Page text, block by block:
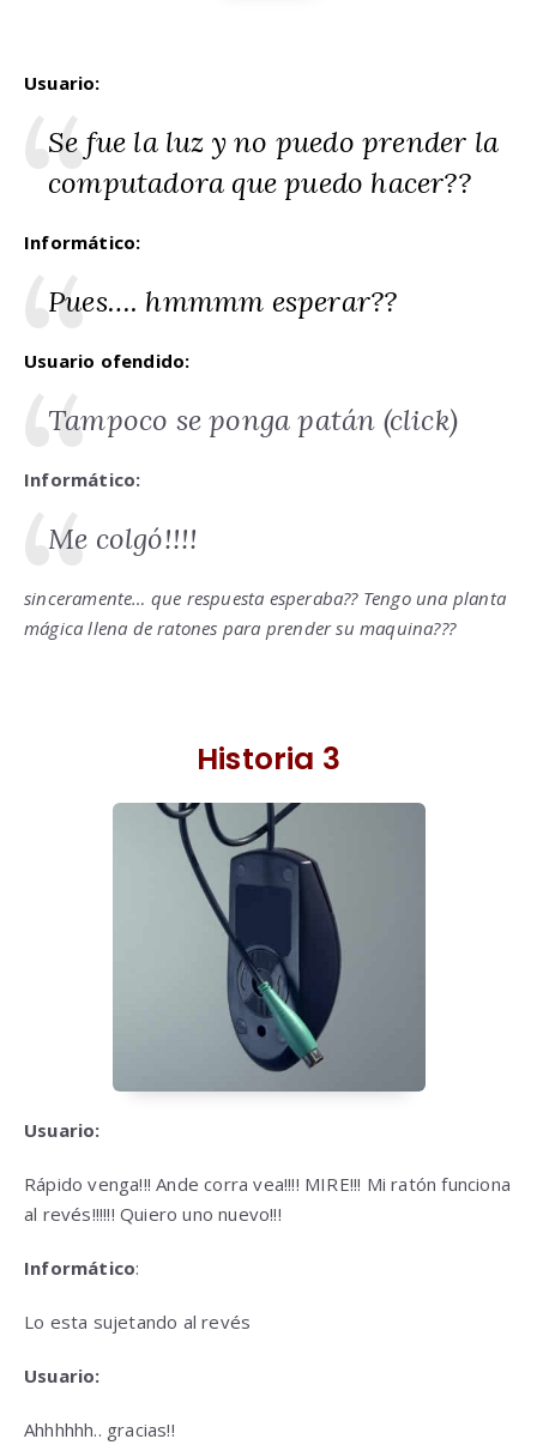
Usuario:
Se fue la luz y no puedo prender la
computadora que puedo hacer??
Informático:
Pues…. hmmmm esperar??
Usuario ofendido:
Tampoco se ponga patán (click)
Informático:
Me colgó!!!!
sinceramente… que respuesta esperaba?? Tengo una planta
mágica llena de ratones para prender su maquina???
Historia 3
Usuario:
Rápido venga!!! Ande corra vea!!!! MIRE!!! Mi ratón funciona
al revés!!!!!! Quiero uno nuevo!!!
Informático:
Lo esta sujetando al revés
Usuario:
Ahhhhhh.. gracias!!